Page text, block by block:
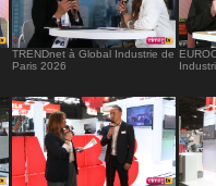
TRENDnet à Global Industrie de
Paris 2026